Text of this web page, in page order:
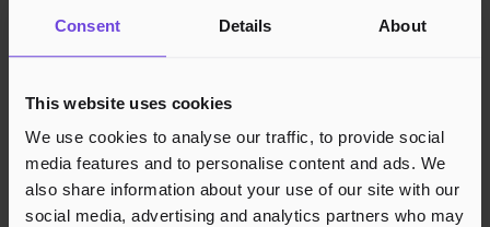
Consent Details About
This website uses cookies
We use cookies to analyse our traffic, to provide social
media features and to personalise content and ads. We
also share information about your use of our site with our
social media, advertising and analytics partners who may
Accepterede betalingsmetoder